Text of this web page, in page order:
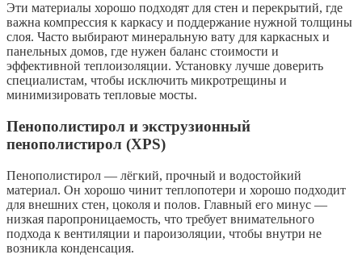
Эти материалы хорошо подходят для стен и перекрытий, где
важна компрессия к каркасу и поддержание нужной толщины
слоя. Часто выбирают минеральную вату для каркасных и
панельных домов, где нужен баланс стоимости и
эффективной теплоизоляции. Установку лучше доверить
специалистам, чтобы исключить микротрещины и
минимизировать тепловые мосты.
Пенополистирол и экструзионный
пенополистирол (XPS)
Пенополистирол — лёгкий, прочный и водостойкий
материал. Он хорошо чинит теплопотери и хорошо подходит
для внешних стен, цоколя и полов. Главный его минус —
низкая паропроницаемость, что требует внимательного
подхода к вентиляции и пароизоляции, чтобы внутри не
возникла конденсация.